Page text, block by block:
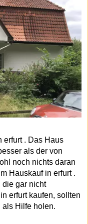
erfurt . Das Haus
als der von
noch nichts daran
Hauskauf in erfurt .
die gar nicht
erfurt kaufen, sollten
Hilfe holen.